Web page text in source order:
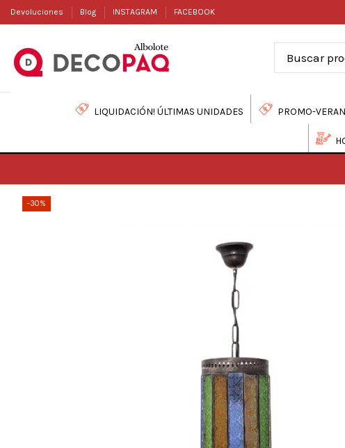
Devoluciones Blog INSTAGRAM FACEBOOK
LIQUIDACIÓN! ÚLTIMAS UNIDADES PROMO-
-30%